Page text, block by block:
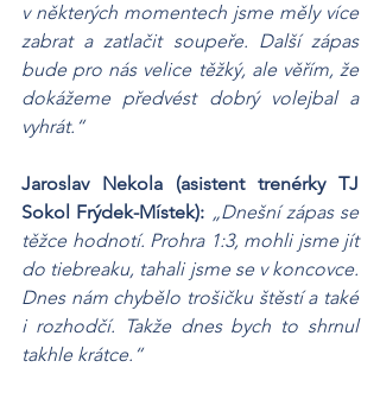
v některých momentech jsme měly více
zabrat a zatlačit soupeře. Další zápas
bude pro nás velice těžký, ale věřím, že
dokážeme předvést dobrý volejbal a
vyhrát.“
Jaroslav Nekola (asistent trenérky TJ
Sokol Frýdek-Místek): „Dnešní zápas se
těžce hodnotí. Prohra 1:3, mohli jsme jít
do tiebreaku, tahali jsme se v koncovce.
Dnes nám chybělo trošičku štěstí a také
i rozhodčí. Takže dnes bych to shrnul
takhle krátce.“